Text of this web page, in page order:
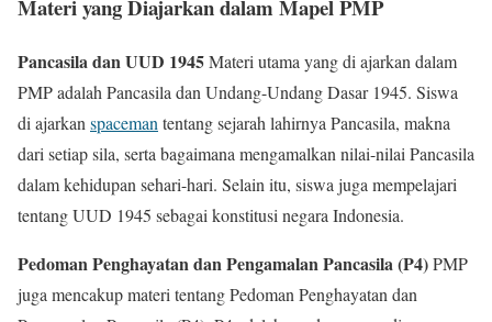
Materi yang Diajarkan dalam Mapel PMP
Pancasila dan UUD 1945Materi utama yang di ajarkan dalam
PMP adalah Pancasila dan Undang-Undang Dasar 1945. Siswa
di ajarkan spaceman tentang sejarah lahirnya Pancasila, makna
dari setiap sila, serta bagaimana mengamalkan nilai-nilai Pancasila
dalam kehidupan sehari-hari. Selain itu, siswa juga mempelajari
tentang UUD 1945 sebagai konstitusi negara Indonesia.
Pedoman Penghayatan dan Pengamalan Pancasila (P4)PMP
juga mencakup materi tentang Pedoman Penghayatan dan